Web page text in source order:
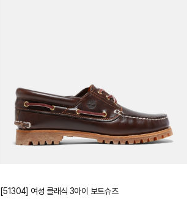
[51304] 여성 클래식 3아이 보트슈즈